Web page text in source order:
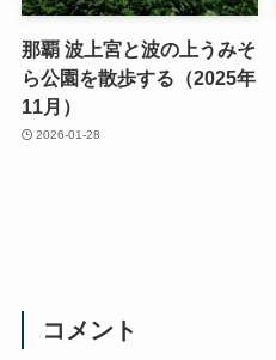
那覇 波上宮と波の上うみそ
ら公園を散歩する（2025年
11月）
2026-01-28
コメント